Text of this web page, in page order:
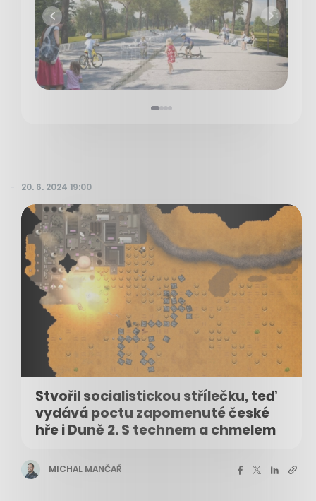
20. 6. 2024 19:00
Stvořil socialistickou střílečku, teď
vydává poctu zapomenuté české
hře i Duně 2. S technem a chmelem
MICHAL MANČAŘ